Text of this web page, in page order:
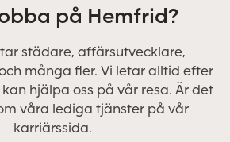
på Hemfrid?
städare, affärsutvecklare,
många fler. Vi letar alltid efter
hjälpa oss på vår resa. Är det
våra lediga tjänster på vår
karriärssida.